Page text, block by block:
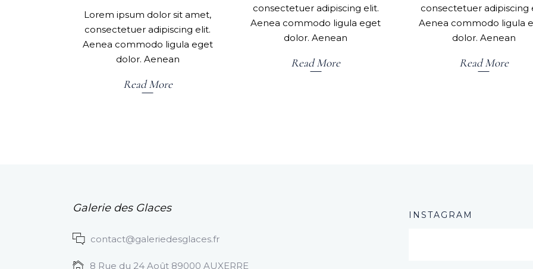
Lorem ipsum dolor sit amet,
consectetuer adipiscing elit.
Aenea commodo ligula eget
dolor. Aenean
Read More
consectetuer adipiscing elit.
Aenea commodo ligula eget
dolor. Aenean
Read More
consectetuer adipiscing
Aenea commodo ligula
dolor. Aenean
Read More
Galerie des Glaces
contact@galeriedesglaces.fr
8 Rue du 24 Août 89000 AUXERRE
INSTAGRAM